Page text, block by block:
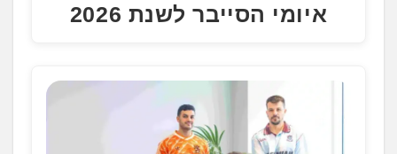
איומי הסייבר לשנת 2026